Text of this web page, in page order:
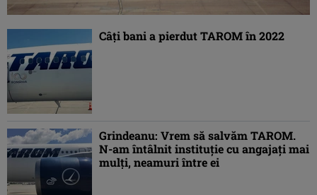
Câți bani a pierdut TAROM în 2022
Grindeanu: Vrem să salvăm TAROM.
N-am întâlnit instituţie cu angajaţi mai
mulţi, neamuri între ei